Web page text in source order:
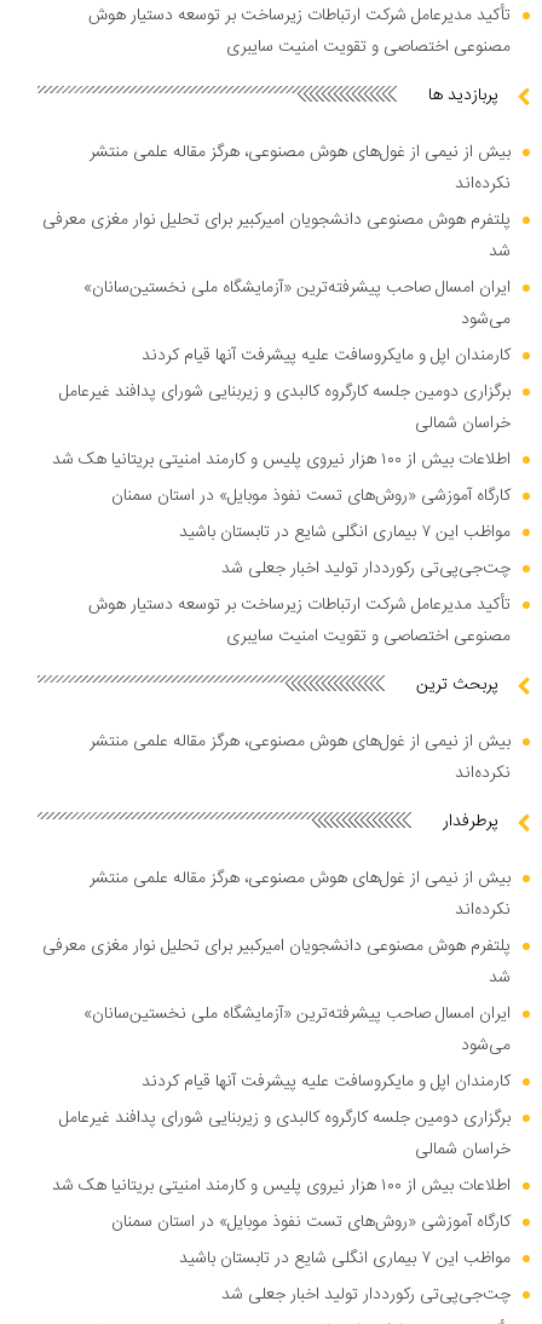
تأکید مدیرعامل شرکت ارتباطات زیرساخت بر توسعه دستیار هوش
مصنوعی اختصاصی و تقویت امنیت سایبری
پربازدید ها
بیش از نیمی از غول‌های هوش مصنوعی، هرگز مقاله علمی منتشر
نکرده‌اند
پلتفرم هوش مصنوعی دانشجویان امیرکبیر برای تحلیل نوار مغزی معرفی
شد
ایران امسال صاحب پیشرفته‌ترین «آزمایشگاه ملی نخستین‌سانان»
می‌شود
کارمندان اپل و مایکروسافت علیه پیشرفت آنها قیام کردند
برگزاری دومین جلسه کارگروه کالبدی و زیربنایی شورای پدافند غیرعامل
خراسان شمالی
اطلاعات بیش از ۱۰۰ هزار نیروی پلیس و کارمند امنیتی بریتانیا هک شد
کارگاه آموزشی «روش‌های تست نفوذ موبایل» در استان سمنان
مواظب این ۷ بیماری انگلی شایع در تابستان باشید
چت‌جی‌پی‌تی رکورددار تولید اخبار جعلی شد
تأکید مدیرعامل شرکت ارتباطات زیرساخت بر توسعه دستیار هوش
مصنوعی اختصاصی و تقویت امنیت سایبری
پربحث ترین
بیش از نیمی از غول‌های هوش مصنوعی، هرگز مقاله علمی منتشر
نکرده‌اند
پرطرفدار
بیش از نیمی از غول‌های هوش مصنوعی، هرگز مقاله علمی منتشر
نکرده‌اند
پلتفرم هوش مصنوعی دانشجویان امیرکبیر برای تحلیل نوار مغزی معرفی
شد
ایران امسال صاحب پیشرفته‌ترین «آزمایشگاه ملی نخستین‌سانان»
می‌شود
کارمندان اپل و مایکروسافت علیه پیشرفت آنها قیام کردند
برگزاری دومین جلسه کارگروه کالبدی و زیربنایی شورای پدافند غیرعامل
خراسان شمالی
اطلاعات بیش از ۱۰۰ هزار نیروی پلیس و کارمند امنیتی بریتانیا هک شد
کارگاه آموزشی «روش‌های تست نفوذ موبایل» در استان سمنان
مواظب این ۷ بیماری انگلی شایع در تابستان باشید
چت‌جی‌پی‌تی رکورددار تولید اخبار جعلی شد